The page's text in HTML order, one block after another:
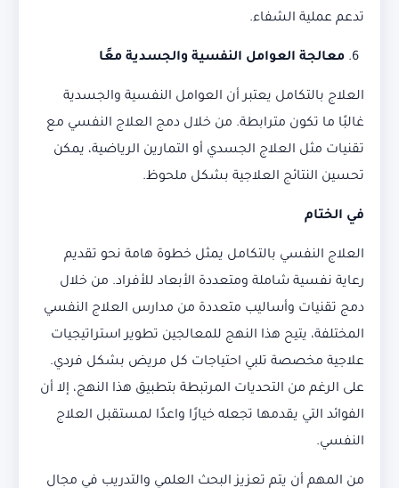
تدعم عملية الشفاء.
معالجة العوامل النفسية والجسدية معًا
العلاج بالتكامل يعتبر أن العوامل النفسية والجسدية
غالبًا ما تكون مترابطة. من خلال دمج العلاج النفسي مع
تقنيات مثل العلاج الجسدي أو التمارين الرياضية، يمكن
تحسين النتائج العلاجية بشكل ملحوظ.
في الختام
العلاج النفسي بالتكامل يمثل خطوة هامة نحو تقديم
رعاية نفسية شاملة ومتعددة الأبعاد للأفراد. من خلال
دمج تقنيات وأساليب متعددة من مدارس العلاج النفسي
المختلفة، يتيح هذا النهج للمعالجين تطوير استراتيجيات
علاجية مخصصة تلبي احتياجات كل مريض بشكل فردي.
على الرغم من التحديات المرتبطة بتطبيق هذا النهج، إلا أن
الفوائد التي يقدمها تجعله خيارًا واعدًا لمستقبل العلاج
النفسي.
من المهم أن يتم تعزيز البحث العلمي والتدريب في مجال